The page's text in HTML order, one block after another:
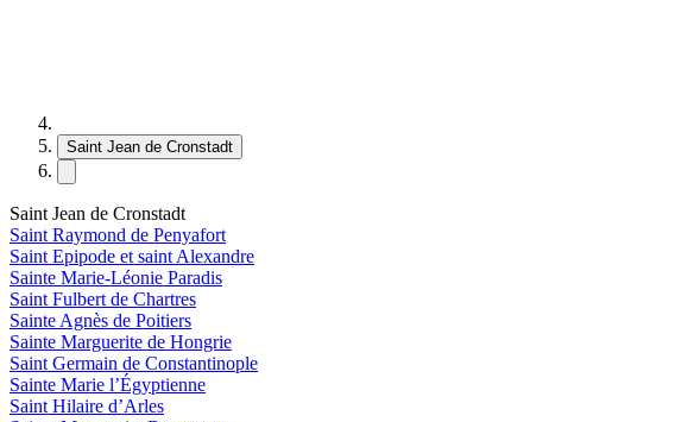
Saint Jean de Cronstadt
Saint Jean de Cronstadt
Saint Raymond de Penyafort
Saint Epipode et saint Alexandre
Sainte Marie-Léonie Paradis
Saint Fulbert de Chartres
Sainte Agnès de Poitiers
Sainte Marguerite de Hongrie
Saint Germain de Constantinople
Sainte Marie l’Égyptienne
Saint Hilaire d’Arles